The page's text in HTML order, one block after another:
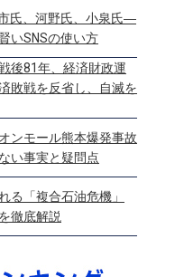
市氏、河野氏、小泉氏―
いSNSの使い方
後81年、経済財政運
敗戦を反省し、自滅を
ンモール熊本爆発事故
い事実と疑問点
る「複合石油危機」
徹底解説